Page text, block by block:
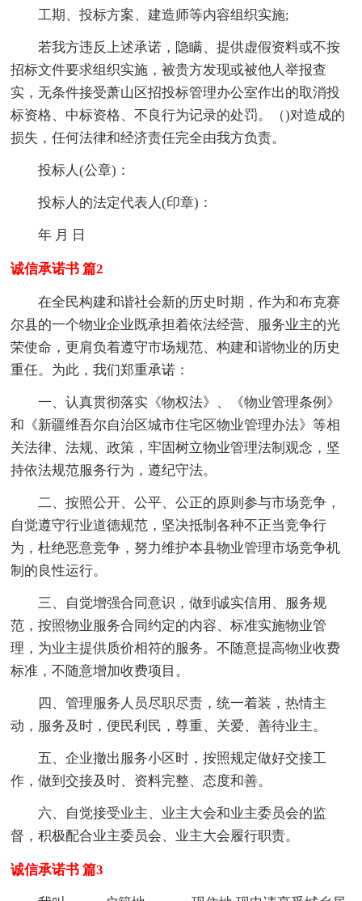
工期、投标方案、建造师等内容组织实施;
若我方违反上述承诺，隐瞒、提供虚假资料或不按
招标文件要求组织实施，被贵方发现或被他人举报查
实，无条件接受萧山区招投标管理办公室作出的取消投
标资格、中标资格、不良行为记录的处罚。（)对造成的
损失，任何法律和经济责任完全由我方负责。
投标人(公章)：
投标人的法定代表人(印章)：
年 月 日
诚信承诺书 篇2
在全民构建和谐社会新的历史时期，作为和布克赛
尔县的一个物业企业既承担着依法经营、服务业主的光
荣使命，更肩负着遵守市场规范、构建和谐物业的历史
重任。为此，我们郑重承诺：
一、认真贯彻落实《物权法》、《物业管理条例》
和《新疆维吾尔自治区城市住宅区物业管理办法》等相
关法律、法规、政策，牢固树立物业管理法制观念，坚
持依法规范服务行为，遵纪守法。
二、按照公开、公平、公正的原则参与市场竞争，
自觉遵守行业道德规范，坚决抵制各种不正当竞争行
为，杜绝恶意竞争，努力维护本县物业管理市场竞争机
制的良性运行。
三、自觉增强合同意识，做到诚实信用、服务规
范，按照物业服务合同约定的内容、标准实施物业管
理，为业主提供质价相符的服务。不随意提高物业收费
标准，不随意增加收费项目。
四、管理服务人员尽职尽责，统一着装，热情主
动，服务及时，便民利民，尊重、关爱、善待业主。
五、企业撤出服务小区时，按照规定做好交接工
作，做到交接及时、资料完整、态度和善。
六、自觉接受业主、业主大会和业主委员会的监
督，积极配合业主委员会、业主大会履行职责。
诚信承诺书 篇3